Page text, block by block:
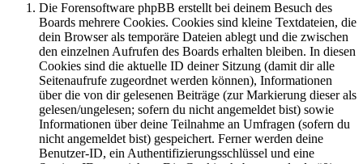
Die Forensoftware phpBB erstellt bei deinem Besuch des
Boards mehrere Cookies. Cookies sind kleine Textdateien, die
dein Browser als temporäre Dateien ablegt und die zwischen
den einzelnen Aufrufen des Boards erhalten bleiben. In diesen
Cookies sind die aktuelle ID deiner Sitzung (damit dir alle
Seitenaufrufe zugeordnet werden können), Informationen
über die von dir gelesenen Beiträge (zur Markierung dieser als
gelesen/ungelesen; sofern du nicht angemeldet bist) sowie
Informationen über deine Teilnahme an Umfragen (sofern du
nicht angemeldet bist) gespeichert. Ferner werden deine
Benutzer-ID, ein Authentifizierungsschlüssel und eine